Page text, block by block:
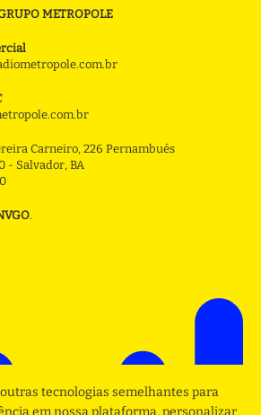
METROPOLE
Carneiro, 226 Pernambués
- Salvador, BA
.
tecnologias semelhantes para
em nossa plataforma, personalizar